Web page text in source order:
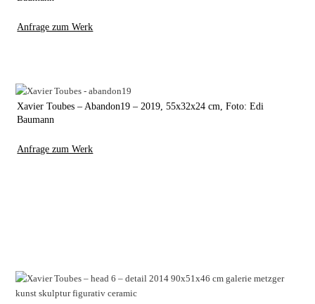
Anfrage zum Werk
Xavier Toubes – Abandon19 – 2019, 55x32x24 cm, Foto: Edi
Baumann
Anfrage zum Werk